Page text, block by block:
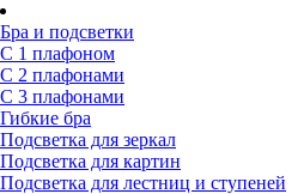
Бра и подсветки
С 1 плафоном
С 2 плафонами
С 3 плафонами
Гибкие бра
Подсветка для зеркал
Подсветка для картин
Подсветка для лестниц и ступеней